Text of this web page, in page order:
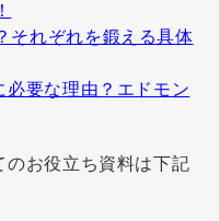
それぞれを鍛える具体
要な理由？エドモン
お役立ち資料は下記